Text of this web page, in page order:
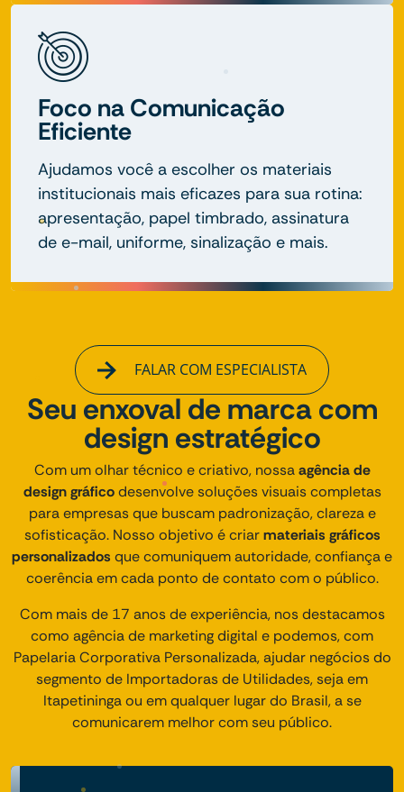
Foco na Comunicação
Eficiente
Ajudamos você a escolher os materiais
institucionais mais eficazes para sua rotina:
apresentação, papel timbrado, assinatura
de e-mail, uniforme, sinalização e mais.
FALAR COM ESPECIALISTA
Seu enxoval de marca com
design estratégico
Com um olhar técnico e criativo, nossaagência de
design gráficodesenvolve soluções visuais completas
para empresas que buscam padronização, clareza e
sofisticação. Nosso objetivo é criarmateriais gráficos
personalizados que comuniquem autoridade, confiança e
coerência em cada ponto de contato com o público.
Com mais de 17 anos de experiência, nos destacamos
como agência de marketing digital e podemos, com
Papelaria Corporativa Personalizada, ajudar negócios do
segmento de Importadoras de Utilidades, seja em
Itapetininga ou em qualquer lugar do Brasil, a se
comunicarem melhor com seu público.